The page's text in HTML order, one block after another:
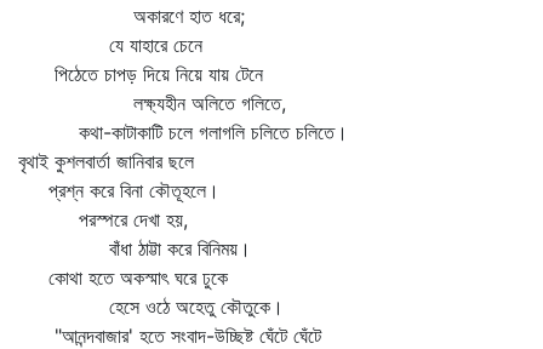
অকারণে হাত ধরে;
যে যাহারে চেনে
পিঠেতে চাপড় দিয়ে নিয়ে যায় টেনে
লক্ষ্যহীন অলিতে গলিতে,
কথা-কাটাকাটি চলে গলাগলি চলিতে চলিতে।
বৃথাই কুশলবার্তা জানিবার ছলে
প্রশ্ন করে বিনা কৌতূহলে।
পরস্পরে দেখা হয়,
বাঁধা ঠাট্টা করে বিনিময়।
কোথা হতে অকস্মাৎ ঘরে ঢুকে
হেসে ওঠে অহেতু কৌতুকে।
"আনন্দবাজার' হতে সংবাদ-উচ্ছিষ্ট ঘেঁটে ঘেঁটে